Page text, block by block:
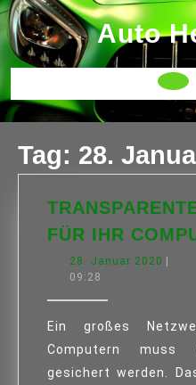
Skip
to
content
Auto
Tag: 28.
FÜR IHR
28. Januar 2020 28.
09:28
Ein großes Netzwerk aus verbundenen
Computern muss
gesichert werden.